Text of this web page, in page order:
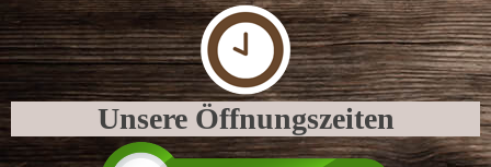
Unsere Öffnungs­zeiten